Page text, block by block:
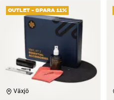
OUTLET - SPARA 11%
Växjö